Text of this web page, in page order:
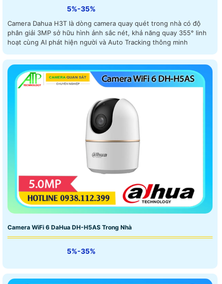
5%-35%
Camera Dahua H3T là dòng camera quay quét trong nhà có độ
phân giải 3MP sở hữu hình ảnh sắc nét, khả năng quay 355° linh
hoạt cùng AI phát hiện người và Auto Tracking thông minh
Camera WiFi 6 DaHua DH-H5AS Trong Nhà
5%-35%